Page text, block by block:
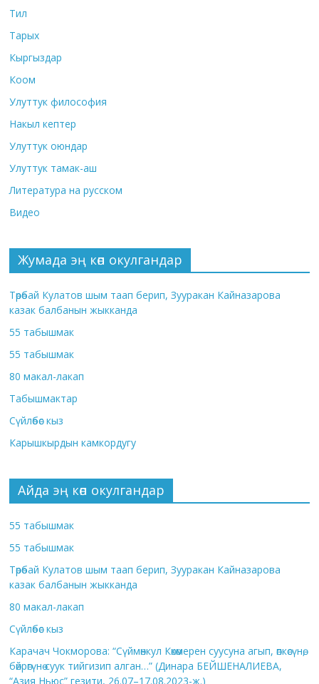
Тил
Тарых
Кыргыздар
Коом
Улуттук философия
Накыл кептер
Улуттук оюндар
Улуттук тамак-аш
Литература на русском
Видео
Жумада эң көп окулгандар
Төрөбай Кулатов шым таап берип, Зууракан Кайназарова
казак балбанын жыкканда
55 табышмак
55 табышмак
80 макал-лакап
Табышмактар
Сүйлөбөс кыз
Карышкырдын камкордугу
Айда эң көп окулгандар
55 табышмак
55 табышмак
Төрөбай Кулатов шым таап берип, Зууракан Кайназарова
казак балбанын жыкканда
80 макал-лакап
Сүйлөбөс кыз
Карачач Чокморова: “Сүймөнкул Көкөмерен суусуна агып, өпкөсүнө,
бөйрөгүнө суук тийгизип алган…” (Динара БЕЙШЕНАЛИЕВА,
“Азия Ньюс” гезити, 26.07–17.08.2023-ж.)